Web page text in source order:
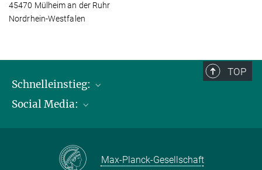
45470 Mülheim an der Ruhr
Nordrhein-Westfalen
TOP
Schnelleinstieg:
Publikationen
Kontakt und Anfahrtsbeschreibung
Social Media:
Max-Planck-Gesellschaft